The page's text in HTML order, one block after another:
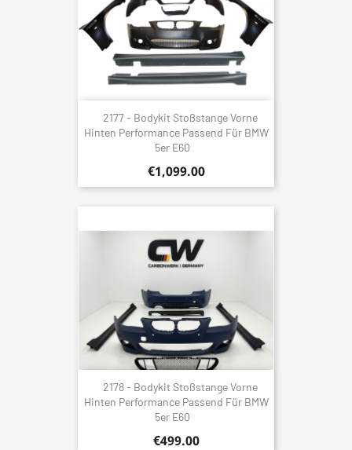
2177 - Bodykit Stoßstange Vorne
Hinten Performance Passend Für BMW
5er E60
€1,099.00
2178 - Bodykit Stoßstange Vorne
Hinten Performance Passend Für BMW
5er E60
€499.00